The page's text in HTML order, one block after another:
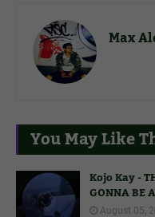
Max
You May Like
Kojo Kay -
GONNA BE
August 05,